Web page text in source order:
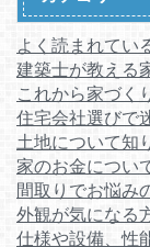
よく読まれてい
建築士が教える
これから家づく
住宅会社選びで
土地について知
家のお金につい
間取りでお悩み
外観が気になる
仕様や設備、性